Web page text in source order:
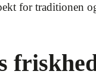
for traditionen